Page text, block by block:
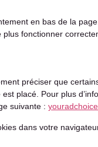
en bas de la
plus fonctionner
préciser que
placé. Pour plus
suivante :
dans votre